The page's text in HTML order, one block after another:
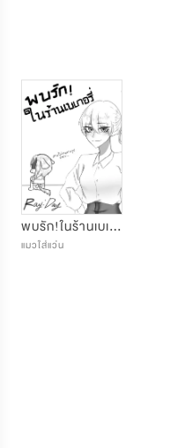
พบรัก!ในร้านเบเกอรี่|Find love in a bakery(Yuri)
แมวใส่แว่น